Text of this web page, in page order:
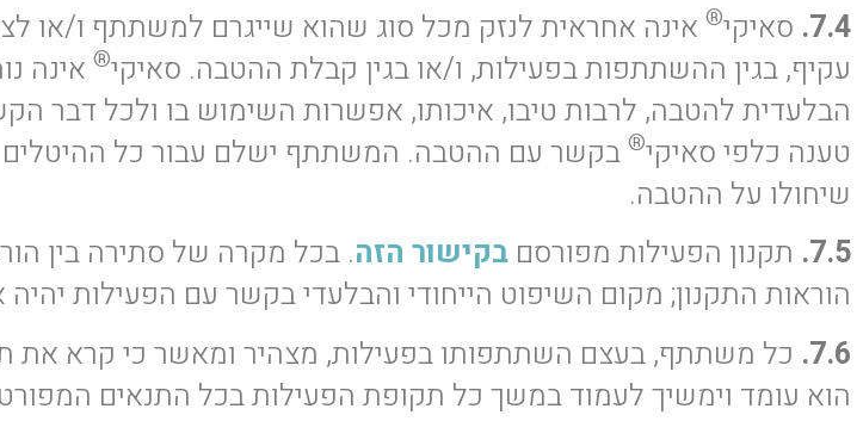
7.4. סאיקי® אינה אחראית לנזק מכל סוג שהוא שייגרם למשתתף ו/או
עקיף, בגין ההשתתפות בפעילות, ו/או בגין קבלת ההטבה. סאיקי® אינה
הבלעדית להטבה, לרבות טיבו, איכותו, אפשרות השימוש בו ולכל דבר
טענה כלפי סאיקי® בקשר עם ההטבה. המשתתף ישלם עבור כל ההיטלים
שיחולו על ההטבה.
7.5. תקנון הפעילות מפורסם בקישור הזה. בכל מקרה של סתירה בין
הוראות התקנון; מקום השיפוט הייחודי והבלעדי בקשר עם הפעילות
7.6. כל משתתף, בעצם השתתפותו בפעילות, מצהיר ומאשר כי קרא את
הוא עומד וימשיך לעמוד במשך כל תקופת הפעילות בכל התנאים